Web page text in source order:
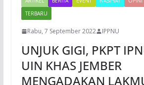
TERBARU
Rabu, 7 September 2022 IPPNU
UNJUK GIGI, PKPT
UIN KHAS JEMBER
MENGADAKAN